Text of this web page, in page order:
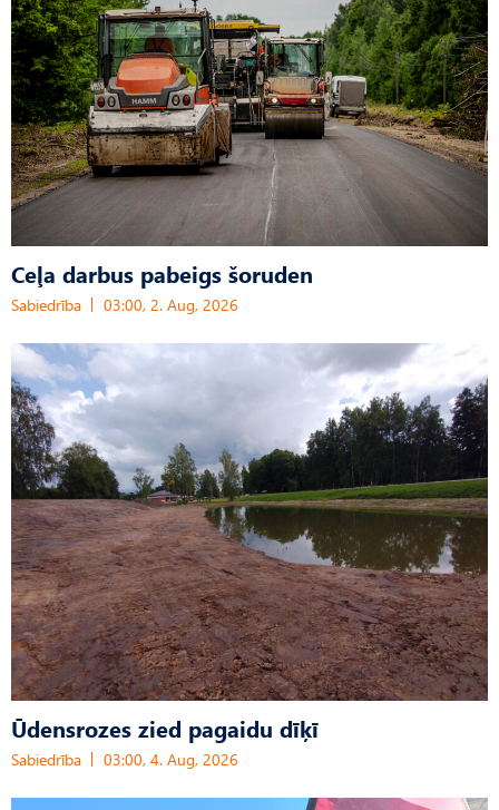
Ceļa darbus pabeigs šoruden
Sabiedrība 03:00, 2. Aug, 2026
Ūdensrozes zied pagaidu dīķī
Sabiedrība 03:00, 4. Aug, 2026